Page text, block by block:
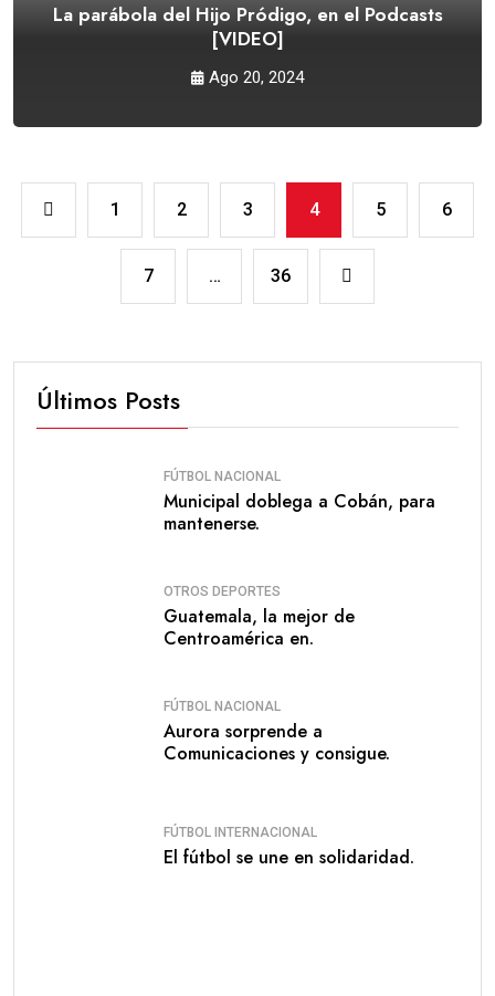
La parábola del Hijo Pródigo, en el Podcasts
[VIDEO]
Ago 20, 2024
1 2 3 4 5 6
7 … 36
Últimos Posts
FÚTBOL NACIONAL
Municipal doblega a Cobán, para
mantenerse.
OTROS DEPORTES
Guatemala, la mejor de
Centroamérica en.
FÚTBOL NACIONAL
Aurora sorprende a
Comunicaciones y consigue.
FÚTBOL INTERNACIONAL
El fútbol se une en solidaridad.